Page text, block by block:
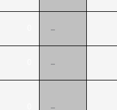
–
–
–